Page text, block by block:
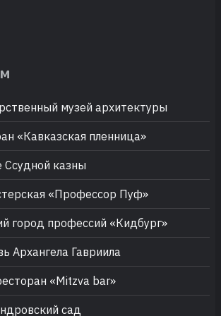
музей архитектуры
«Кавказская пленница»
Ссудной казны
«Профессор Пуф»
город профессий «Кидбург»
Архангела Гавриила
«Mitzva bar»
сад